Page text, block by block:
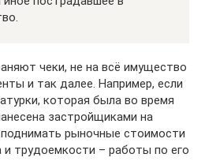
чеки, не на всё имущество
и так далее. Например, если
которая была во время
застройщиками на
поднимать рыночные стоимости
и трудоемкости – работы по его